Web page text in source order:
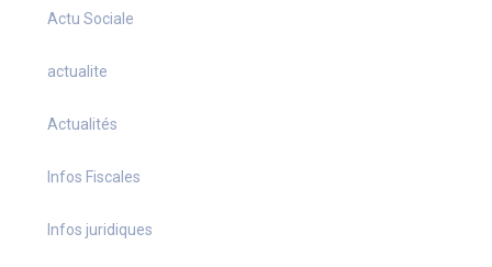
Actu Sociale
actualite
Actualités
Infos Fiscales
Infos juridiques